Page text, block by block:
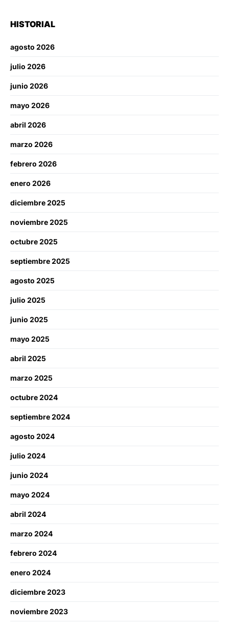
HISTORIAL
agosto 2026
julio 2026
junio 2026
mayo 2026
abril 2026
marzo 2026
febrero 2026
enero 2026
diciembre 2025
noviembre 2025
octubre 2025
septiembre 2025
agosto 2025
julio 2025
junio 2025
mayo 2025
abril 2025
marzo 2025
octubre 2024
septiembre 2024
agosto 2024
julio 2024
junio 2024
mayo 2024
abril 2024
marzo 2024
febrero 2024
enero 2024
diciembre 2023
noviembre 2023